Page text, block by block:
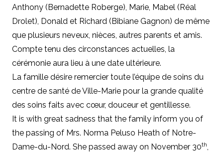
Anthony (Bernadette Roberge), Marie, Mabel (Réal
Drolet), Donald et Richard (Bibiane Gagnon) de même
que plusieurs neveux, nièces, autres parents et amis.
Compte tenu des circonstances actuelles, la
cérémonie aura lieu à une date ultérieure.
La famille désire remercier toute l’équipe de soins du
centre de santé de Ville-Marie pour la grande qualité
des soins faits avec cœur, douceur et gentillesse.
It is with great sadness that the family inform you of
the passing of Mrs. Norma Peluso Heath of Notre-
Dame-du-Nord. She passed away on November 30th